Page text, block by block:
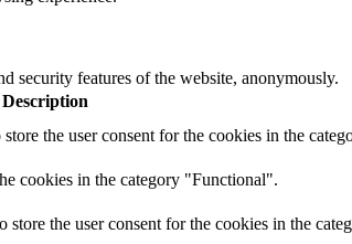
security features of the website, anonymously.
Description
the user consent for the cookies in the
cookies in the category "Functional".
the user consent for the cookies in the